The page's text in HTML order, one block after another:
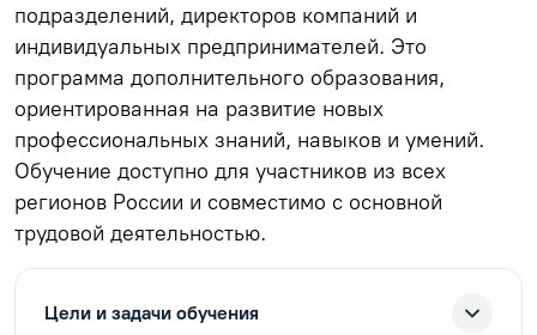
подразделений, директоров компаний и
индивидуальных предпринимателей. Это
программа дополнительного образования,
ориентированная на развитие новых
профессиональных знаний, навыков и умений.
Обучение доступно для участников из всех
регионов России и совместимо с основной
трудовой деятельностью.
Цели и задачи обучения